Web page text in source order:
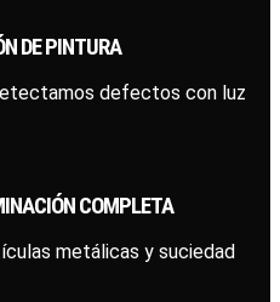
DE PINTURA
defectos con luz
COMPLETA
metálicas y suciedad